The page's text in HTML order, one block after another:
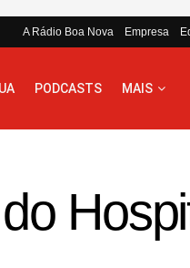
A Rádio Boa Nova Empresa
PODCASTS MAIS